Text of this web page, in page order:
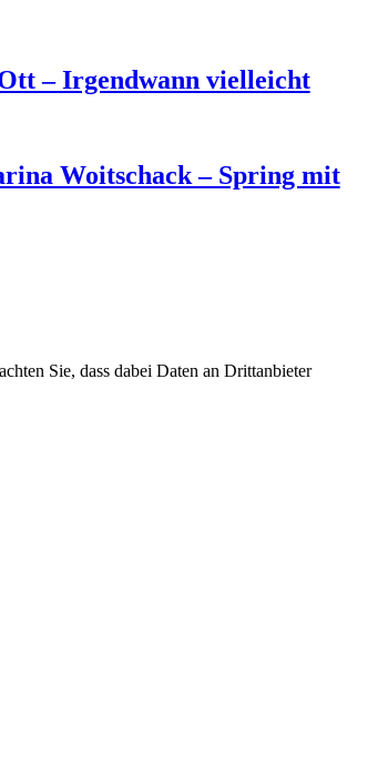
– Irgendwann vielleicht
Woitschack – Spring mit
Sie, dass dabei Daten an Drittanbieter